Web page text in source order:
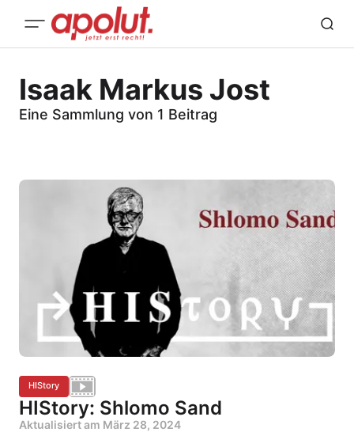
Isaak Markus Jost
Eine Sammlung von 1 Beitrag
HIStory
HIStory: Shlomo Sand
Aktualisiert am März 28, 2024